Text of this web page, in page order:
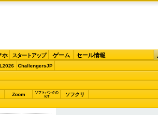
ホ スタートアップ ゲーム セール情報
ChallengersJP
Zoom
ソフトバンクの
IoT
ソフクリ